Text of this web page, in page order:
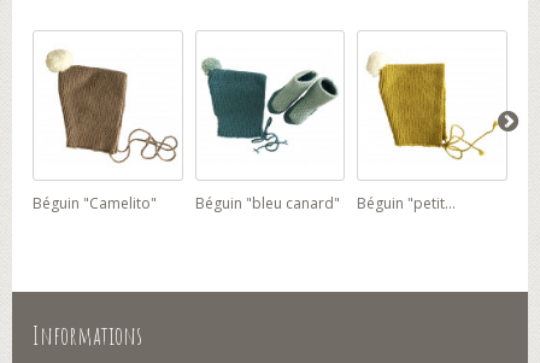
Béguin "Camelito" Béguin "bleu canard" Béguin "petit...
Informations